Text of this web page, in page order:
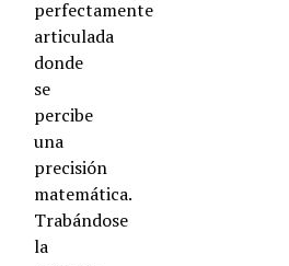
perfectamente
articulada
donde
se
percibe
una
precisión
matemática.
Trabándose
la